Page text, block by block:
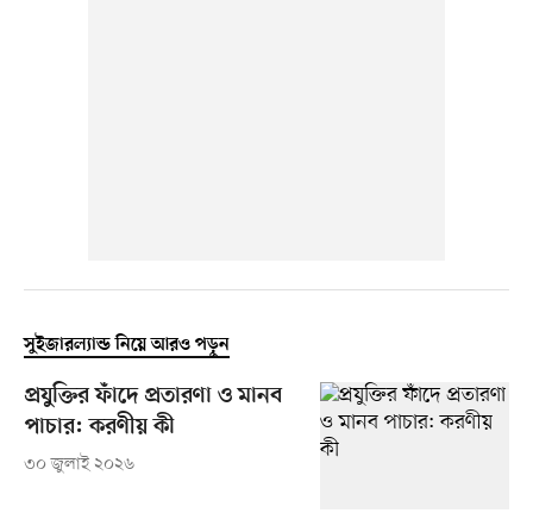
সুইজারল্যান্ড নিয়ে আরও পড়ুন
প্রযুক্তির ফাঁদে প্রতারণা ও মানব
পাচার: করণীয় কী
৩০ জুলাই ২০২৬